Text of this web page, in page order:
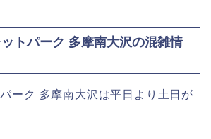
トパーク 多摩南大沢の混雑情
ーク 多摩南大沢は平日より土日が